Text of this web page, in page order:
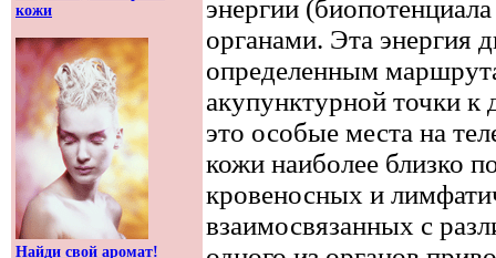
кожи
Найди свой аромат!
энергии
органами. Эта энергия
определенным
акупунктурной точки
это особые места на
кожи наиболее близко
кровеносных и
взаимосвязанных с